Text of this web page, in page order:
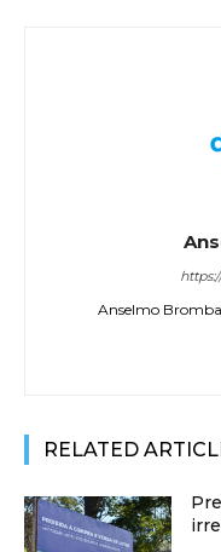
Anselmo
RELATED